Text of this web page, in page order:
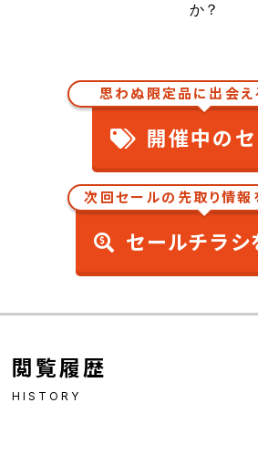
か？
思わぬ限定品に出会え
開催中の
次回セールの先取り情報
セールチラシ
閲覧履歴
HISTORY